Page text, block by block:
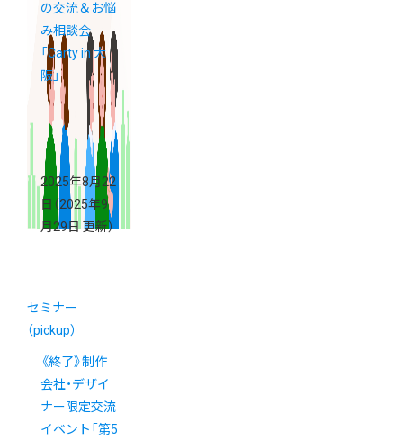
の交流＆お悩
み相談会
「Carty in 大
阪」
2025年8月22
日 （2025年9
月29日 更新）
セミナー
（pickup）
《終了》制作
会社・デザイ
ナー限定交流
イベント「第5